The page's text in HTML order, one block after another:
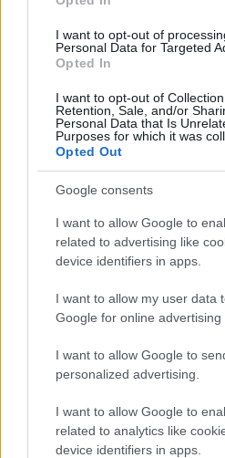
I want to opt-out of
Personal Data for Targeted
Opted In
I want to opt-out of
Retention, Sale, and/or
Personal Data that Is
Purposes for which it was
Opted Out
Google consents
I want to allow Google to
related to advertising like
device identifiers in apps.
I want to allow my user data
Google for online advertising
I want to allow Google to
personalized advertising.
I want to allow Google to
related to analytics like
device identifiers in apps.
odafigyelned a tudásodat,
felcímkéző, egyúttal a következő,
1000 kurrens kulcsszó
önéletrajzhoz -
ügyfélszolgálat
2021. március 29.
Skillbandit
miért érdemes nagyon
tapasztalataidat pontosan